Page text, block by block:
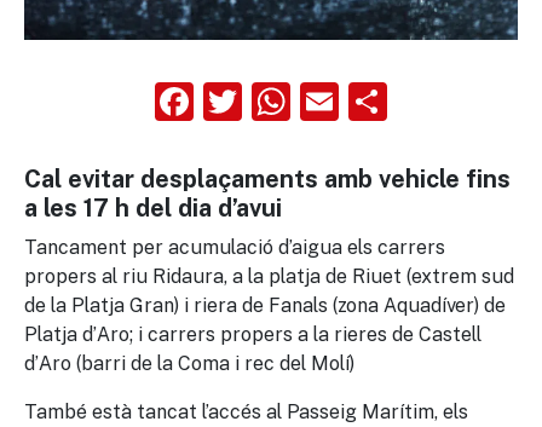
Facebook
Twitter
WhatsApp
Email
Cal evitar desplaçaments amb vehicle fins
a les 17 h del dia d’avui
Tancament per acumulació d’aigua els carrers
propers al riu Ridaura, a la platja de Riuet (extrem sud
de la Platja Gran) i riera de Fanals (zona Aquadíver) de
Platja d’Aro; i carrers propers a la rieres de Castell
d’Aro (barri de la Coma i rec del Molí)
També està tancat l’accés al Passeig Marítim, els